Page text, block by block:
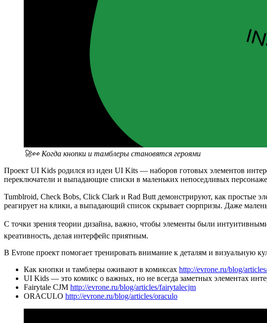
🚀👀 Когда кнопки и тамблеры становятся героями
Проект UI Kids родился из идеи UI Kits — наборов готовых элементов
переключатели и выпадающие списки в маленьких непоседливых
Tumblroid, Check Bobs, Click Clark и Rad Butt демонстрируют, как простые
реагирует на клики, а выпадающий список скрывает сюрпризы. Даже
С точки зрения теории дизайна, важно, чтобы элементы были
креативность, делая интерфейс приятным.
В Evrone проект помогает тренировать внимание к деталям и визуальную
Как кнопки и тамблеры оживают в комиксах http://evrone.ru/blog/
UI Kids — это комикс о важных, но не всегда заметных элементах
Fairytale CJM http://evrone.ru/blog/articles/fairytalecjm
ORACULO http://evrone.ru/blog/articles/oraculo